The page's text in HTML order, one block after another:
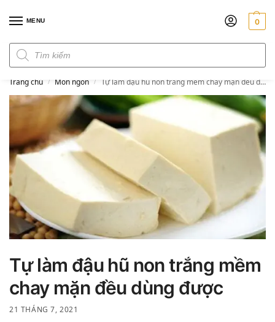
MENU 0
Trang chủ / Món ngon / Tự làm đậu hũ non trắng mềm chay mặn đều dùng được
Tự làm đậu hũ non trắng mềm
chay mặn đều dùng được
21 THÁNG 7, 2021